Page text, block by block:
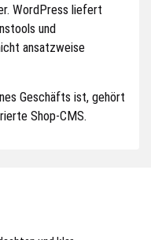
WordPress liefert
und
ansatzweise
Geschäfts ist, gehört
Shop-CMS.